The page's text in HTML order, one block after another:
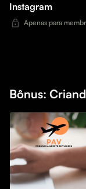
Instagram
Apenas para
Bônus: